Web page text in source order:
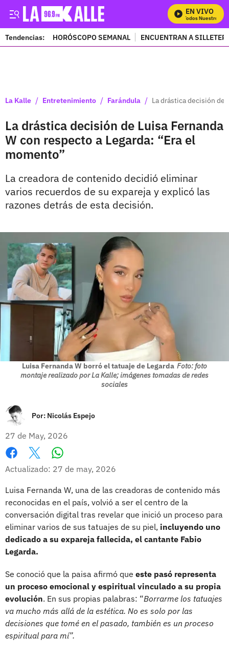
EN VIVO
Mira Todos Nuestros
Tendencias: HORÓSCOPO SEMANAL ENCUENTRAN A
La Kalle / Entretenimiento / Farándula / La drástica decisión de
La drástica decisión de Luisa Fernanda
W con respecto a Legarda: “Era el
momento”
La creadora de contenido decidió eliminar
varios recuerdos de su expareja y explicó las
razones detrás de esta decisión.
Luisa Fernanda W borró el tatuaje de Legarda Foto: foto
montaje realizado por La Kalle; imágenes tomadas de redes
sociales
Por: Nicolás Espejo
27 de May, 2026
Facebook
X
Actualizado: 27 de may, 2026
Luisa Fernanda W, una de las creadoras de contenido más
reconocidas en el país, volvió a ser el centro de la
conversación digital tras revelar que inició un proceso para
eliminar varios de sus tatuajes de su piel, incluyendo uno
dedicado a su expareja fallecida, el cantante Fabio
Legarda.
Se conoció que la paisa afirmó que este pasó representa
un proceso emocional y espiritual vinculado a su propia
evolución. En sus propias palabras: “Borrarme los tatuajes
va mucho más allá de la estética. No es solo por las
decisiones que tomé en el pasado, también es un proceso
espiritual para mí”.